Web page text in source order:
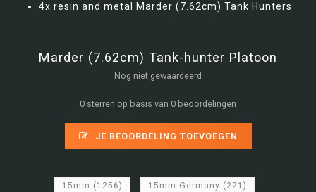
4x resin and metal Marder (7.62cm) Tank Hunters
Marder (7.62cm) Tank-hunter Platoon
Nog niet gewaardeerd
0 sterren op basis van 0 beoordelingen
JE BEOORDELING TOEVOEGEN
15mm (1256) 15mm Germany (221)